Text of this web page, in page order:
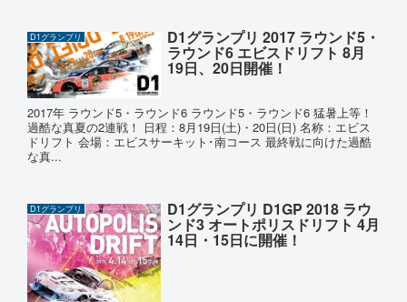
D1グランプリ D1グランプリ 2017 ラウンド5・
ラウンド6 エビスドリフト 8月
19日、20日開催！
2017年 ラウンド5・ラウンド6 ラウンド5・ラウンド6 猛暑上等！
過酷な真夏の2連戦！ 日程：8月19日(土)・20日(日) 名称：エビス
ドリフト 会場：エビスサーキット･南コース 最終戦に向けた過酷
な真...
D1グランプリ D1グランプリ D1GP 2018 ラウ
ンド3 オートポリスドリフト 4月
14日・15日に開催！